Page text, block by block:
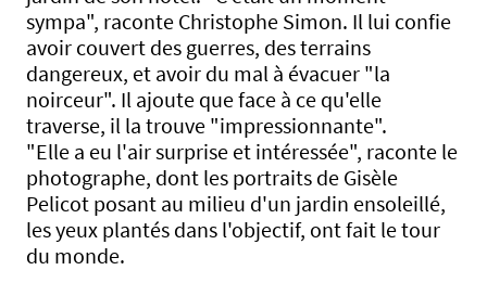
sympa", raconte Christophe Simon. Il lui confie
avoir couvert des guerres, des terrains
dangereux, et avoir du mal à évacuer "la
noirceur". Il ajoute que face à ce qu'elle
traverse, il la trouve "impressionnante".
"Elle a eu l'air surprise et intéressée", raconte le
photographe, dont les portraits de Gisèle
Pelicot posant au milieu d'un jardin ensoleillé,
les yeux plantés dans l'objectif, ont fait le tour
du monde.